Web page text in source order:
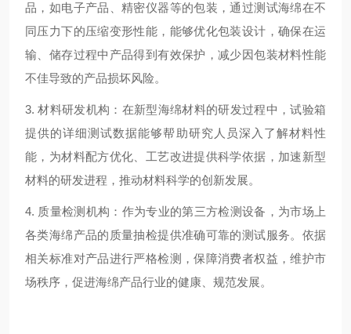
品，如电子产品、精密仪器等的包装，通过测试海绵在不
同压力下的压缩变形性能，能够优化包装设计，确保在运
输、储存过程中产品得到有效保护，减少因包装材料性能
不佳导致的产品损坏风险。
3. 材料研发机构：在新型海绵材料的研发过程中，试验箱
提供的详细测试数据能够帮助研究人员深入了解材料性
能，为材料配方优化、工艺改进提供科学依据，加速新型
材料的研发进程，推动材料科学的创新发展。
4. 质量检测机构：作为专业的第三方检测设备，为市场上
各类海绵产品的质量抽检提供准确可靠的测试服务。依据
相关标准对产品进行严格检测，保障消费者权益，维护市
场秩序，促进海绵产品行业的健康、规范发展。